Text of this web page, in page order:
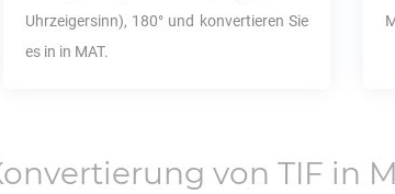
Uhrzeigersinn), 180° und konvertieren Sie
es in in MAT.
von TIF in